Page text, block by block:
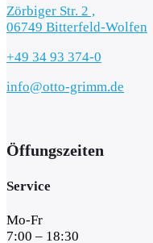
Zörbiger Str. 2 ,
06749 Bitterfeld-Wolfen
+49 34 93 374-0
info@otto-grimm.de
Öffungszeiten
Service
Mo-Fr
7:00 – 18:30